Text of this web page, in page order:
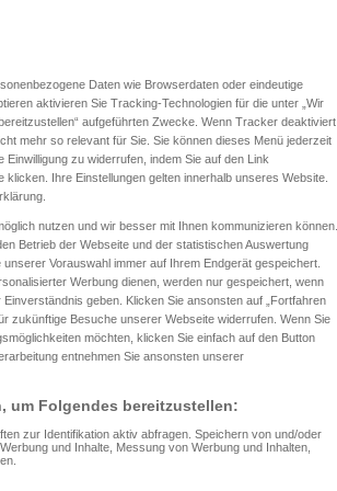
ernennen
vorhersagen
Daten wie Browserdaten oder eindeutige
aktivieren Sie Tracking-Technologien für die unter „Wir
aufgeführten Zwecke. Wenn Tracker deaktiviert
mehr so relevant für Sie. Sie können dieses Menü jederzeit
zu widerrufen, indem Sie auf den Link
Ihre Einstellungen gelten innerhalb unseres Website.
nutzen und wir besser mit Ihnen kommunizieren können.
Betrieb der Webseite und der statistischen Auswertung
Vorauswahl immer auf Ihrem Endgerät gespeichert.
Werbung dienen, werden nur gespeichert, wenn
geben. Klicken Sie ansonsten auf „Fortfahren
zukünftige Besuche unserer Webseite widerrufen. Wenn Sie
möchten, klicken Sie einfach auf den Button
entnehmen Sie ansonsten unserer
um Folgendes bereitzustellen:
zur Identifikation aktiv abfragen. Speichern von und/oder
und Inhalte, Messung von Werbung und Inhalten,